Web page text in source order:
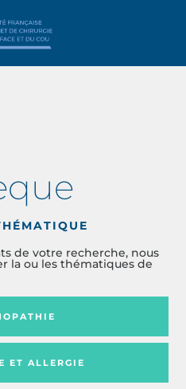
de votre recherche, nous
la ou les thématiques de
ET ALLERGIE